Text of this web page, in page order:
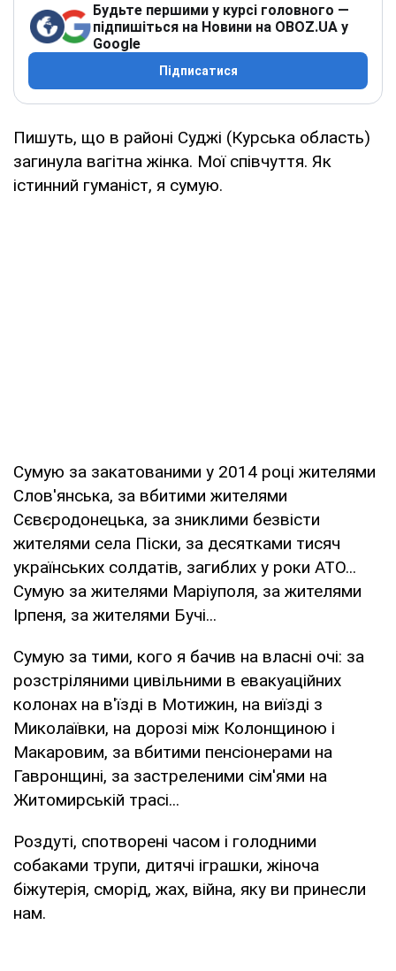
Будьте першими у курсі головного —
підпишіться на Новини на OBOZ.UA у
Google
Підписатися
Пишуть, що в районі Суджі (Курська область)
загинула вагітна жінка. Мої співчуття. Як
істинний гуманіст, я сумую.
Сумую за закатованими у 2014 році жителями
Слов'янська, за вбитими жителями
Сєвєродонецька, за зниклими безвісти
жителями села Піски, за десятками тисяч
українських солдатів, загиблих у роки АТО...
Сумую за жителями Маріуполя, за жителями
Ірпеня, за жителями Бучі...
Сумую за тими, кого я бачив на власні очі: за
розстріляними цивільними в евакуаційних
колонах на в'їзді в Мотижин, на виїзді з
Миколаївки, на дорозі між Колонщиною і
Макаровим, за вбитими пенсіонерами на
Гавронщині, за застреленими сім'ями на
Житомирській трасі...
Роздуті, спотворені часом і голодними
собаками трупи, дитячі іграшки, жіноча
біжутерія, сморід, жах, війна, яку ви принесли
нам.